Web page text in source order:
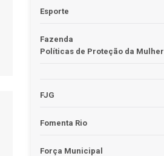
Esporte
Fazenda
Políticas de Proteção da Mulher
FJG
Fomenta Rio
Força Municipal